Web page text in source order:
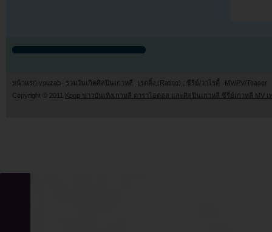
หน้าแรก youzab รวมวันเกิดศิลปินเกาหลี เรตติ้ง (Rating) : ซีรี่ย์/วาไรตี้
MV/PV/Teaser
Copyright © 2011 Kpop ข่าวบันเทิงเกาหลี ดาราไอดอล และศิลปินเกาหลี ซีรี่ย์เกาหลี MV